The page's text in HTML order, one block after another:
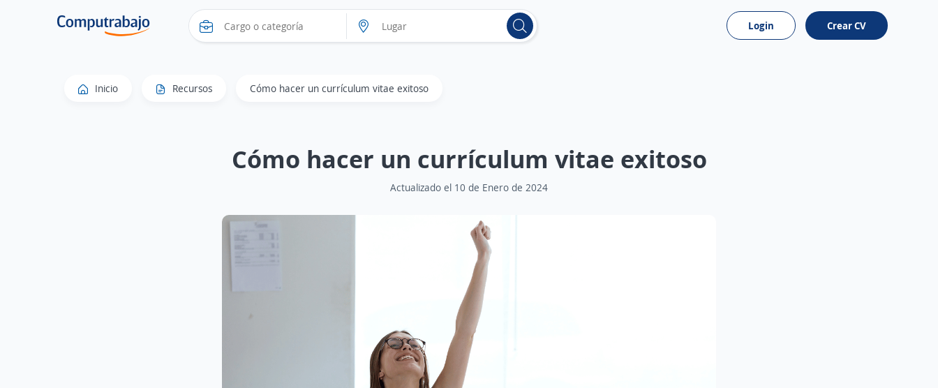
Login Crear CV
Inicio Recursos Cómo hacer un currículum vitae exitoso
Cómo hacer un currículum vitae exitoso
Actualizado el 10 de Enero de 2024